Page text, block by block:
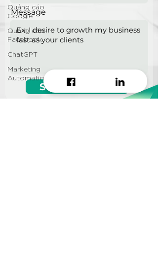
Quảng cáo
Google
Quảng cáo
Facebook
ChatGPT
Marketing
Automation
Message
Start growing!